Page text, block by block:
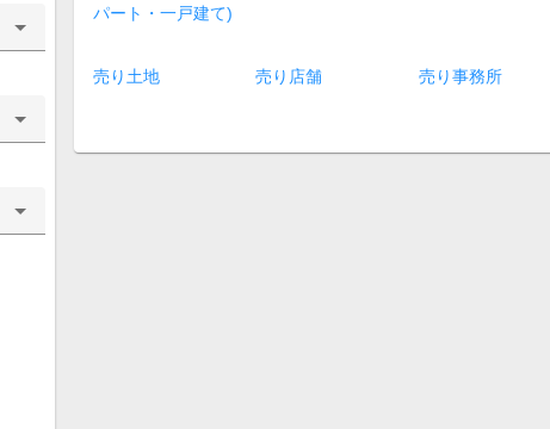
パート・一戸建て)
売り土地 売り店舗 売り事務所